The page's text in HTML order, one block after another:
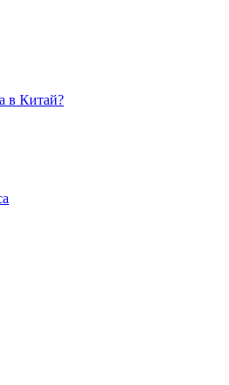
в Китай?